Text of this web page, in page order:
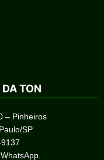
TON
– Pinheiros
SP